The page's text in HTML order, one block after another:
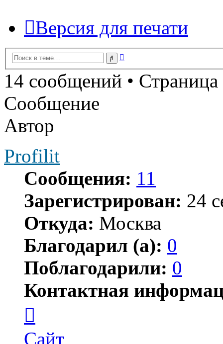
Версия для печати
Поиск
14 сообщений • Страница
Сообщение
Автор
Profilit
Сообщения: 11
Зарегистрирован: 24
Откуда: Москва
Благодарил (а): 0
Поблагодарили: 0
Контактная
пользователя
Profilit
Сайт